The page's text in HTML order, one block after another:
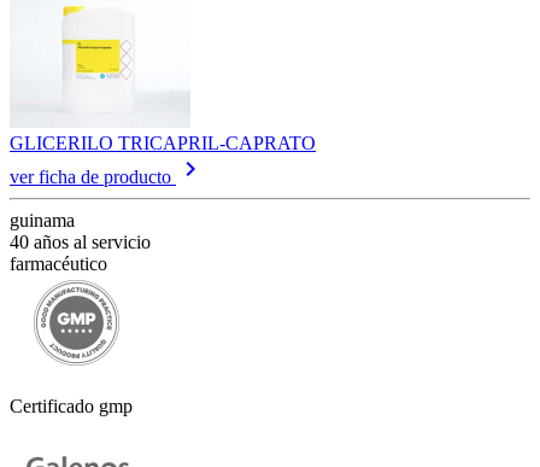
GLICERILO TRICAPRIL-CAPRATO
ver ficha de producto
keyboard_arrow_right
guinama
40 años al servicio
farmacéutico
Certificado gmp